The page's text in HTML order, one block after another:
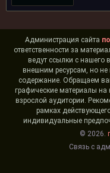
Администрация сайта
ответственности за
ведут ссылки с нашего
внешним ресурсам, но
содержание. Обращаем
графические материалы
взрослой аудитории.
рамках
индивидуальные
© 2026.
Связь с